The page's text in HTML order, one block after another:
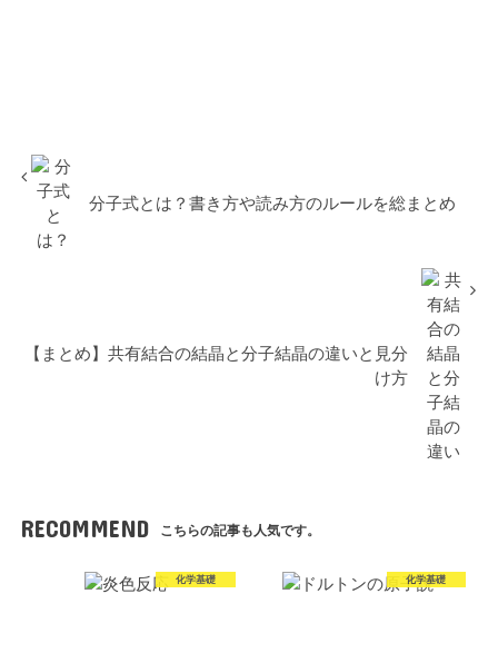
分子式とは？書き方や読み方のルールを総まとめ
【まとめ】共有結合の結晶と分子結晶の違いと見分
け方
RECOMMEND こちらの記事も人気です。
化学基礎 化学基礎